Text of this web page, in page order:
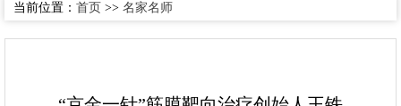
当前位置： 首页 >> 名家名师